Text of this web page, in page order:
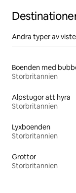
Andra typer av
Boenden med
Storbritannien
Alpstugor att hyra
Storbritannien
Lyxboenden
Storbritannien
Grottor
Storbritannien